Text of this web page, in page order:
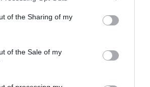
or usage behaviour. You may click to
to Google and its third-party tags to
specified purposes in below Google
of the Sharing of my
of the Sale of my